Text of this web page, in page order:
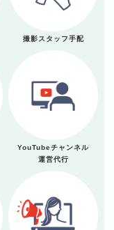
撮影スタッフ手配
YouTubeチャンネル
運営代行